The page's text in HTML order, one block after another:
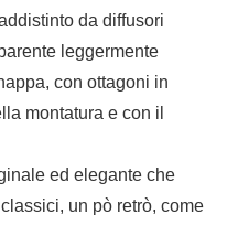
da diffusori
leggermente
con ottagoni in
montatura e con il
ed elegante che
un pò retrò, come